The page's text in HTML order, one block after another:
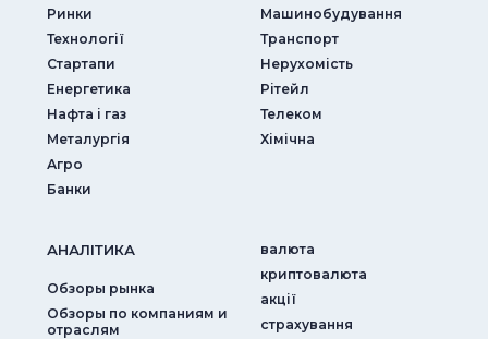
Ринки
Технології
Стартапи
Енергетика
Нафта і газ
Металургія
Агро
Банки
Машинобудування
Транспорт
Нерухомість
Рітейл
Телеком
Хімічна
АНАЛIТИКА
Обзоры рынка
Обзоры по компаниям и
отраслям
валюта
криптовалюта
акції
страхування